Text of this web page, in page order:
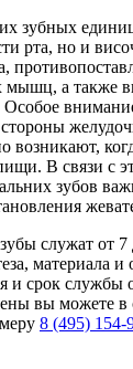
зубных
рта, но и
мышц, а также
Особое
возникают,
В связи с
зубов
служат от 7
материала и
и срок службы
вы можете в
8 (495) 154-